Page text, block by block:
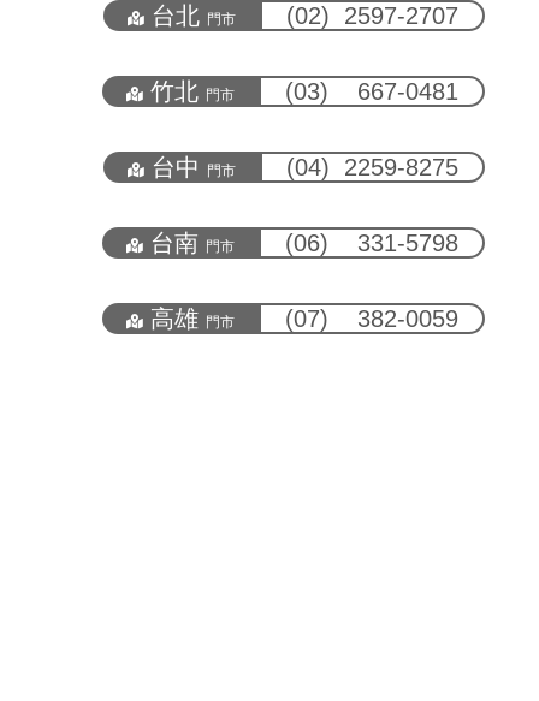
台北 門市 (02) 2597-2707
竹北 門市 (03) 667-0481
台中 門市 (04) 2259-8275
台南 門市 (06) 331-5798
高雄 門市 (07) 382-0059